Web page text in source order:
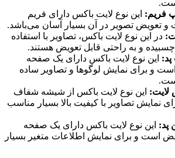
فریم: این نوع لایت باکس دارای فریم
و تعویض تصویر در آن بسیار آسان می‌باشد.
در این نوع لایت باکس، تصاویر با استفاده
چسبیده و به راحتی قابل تعویض هستند.
این نوع لایت باکس دارای یک صفحه
و برای نمایش لوگوها و تصاویر ساده
لایت: این نوع لایت باکس از شیشه شفاف
نمایش تصاویر با کیفیت بالا بسیار مناسب
پد: این نوع لایت باکس دارای یک صفحه
است و برای نمایش اطلاعات متغیر بسیار